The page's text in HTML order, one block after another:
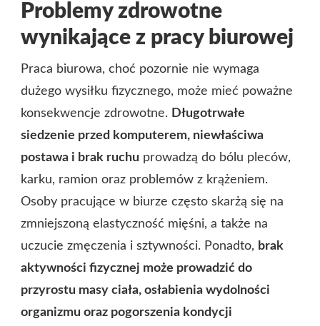
Problemy zdrowotne
wynikające z pracy biurowej
Praca biurowa, choć pozornie nie wymaga
dużego wysiłku fizycznego, może mieć poważne
konsekwencje zdrowotne. Długotrwałe
siedzenie przed komputerem, niewłaściwa
postawa i brak ruchu prowadzą do bólu pleców,
karku, ramion oraz problemów z krążeniem.
Osoby pracujące w biurze często skarżą się na
zmniejszoną elastyczność mięśni, a także na
uczucie zmęczenia i sztywności. Ponadto, brak
aktywności fizycznej może prowadzić do
przyrostu masy ciała, osłabienia wydolności
organizmu oraz pogorszenia kondycji